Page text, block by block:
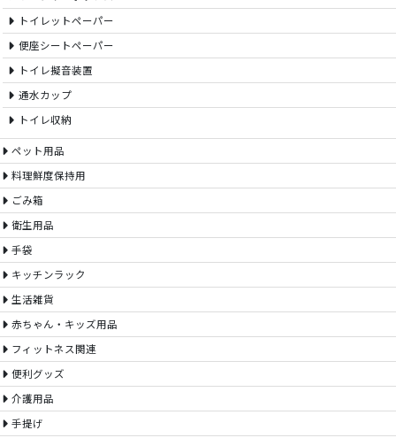
トイレットペーパー
便座シートペーパー
トイレ擬音装置
通水カップ
トイレ収納
ペット用品
料理鮮度保持用
ごみ箱
衛生用品
手袋
キッチンラック
生活雑貨
赤ちゃん・キッズ用品
フィットネス関連
便利グッズ
介護用品
手提げ